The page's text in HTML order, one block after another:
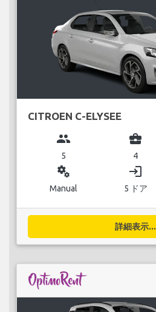
CITROEN C-ELYSEE
group
5
business_center
4
miscellaneous_services
Manual
login
5 ドア
詳細表示...